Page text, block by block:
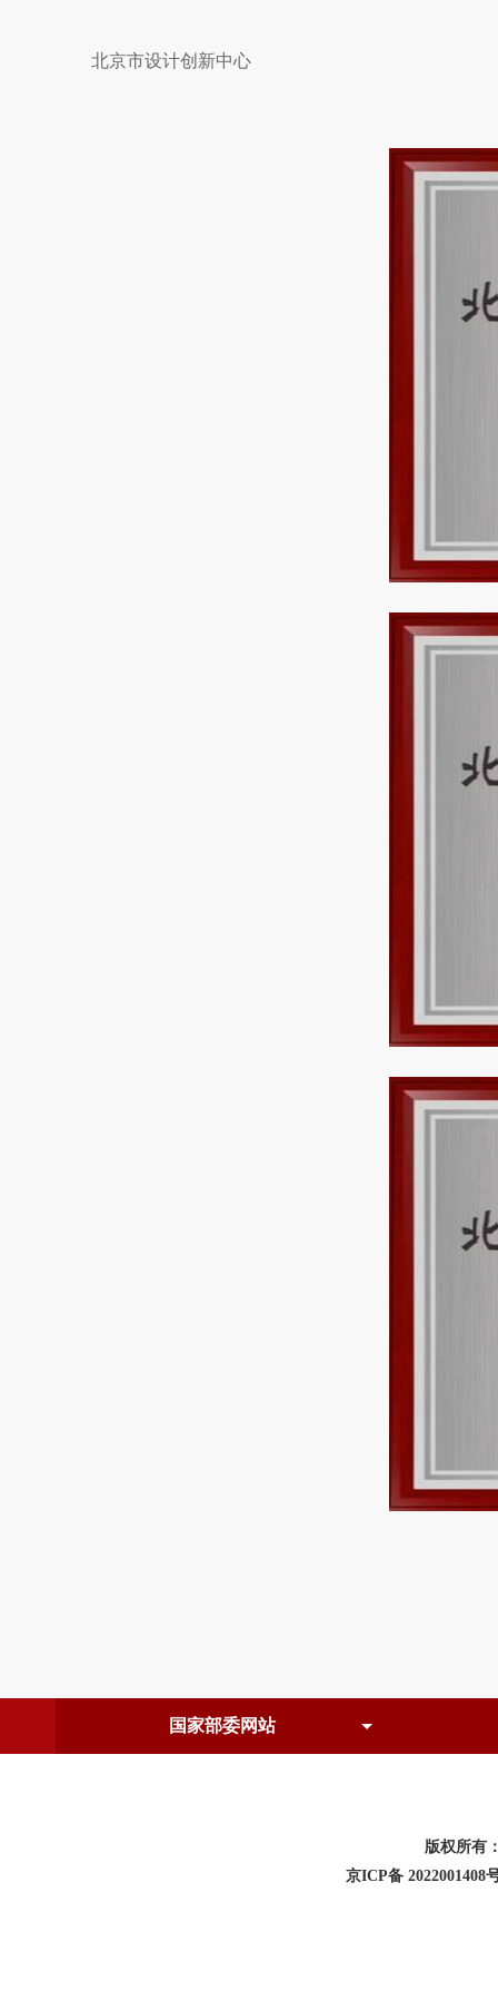
北京市设计创新中心
版权所有
京ICP备 2022001408